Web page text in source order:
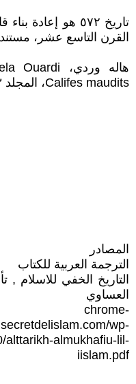
تاريخ ٥٧٢ هو
القرن التاسع عشر،
Califes maudits، المجلد ٣،
المصادر
الترجمة العربية للكتاب
التاريخ الخفي للاسلام
العساوي
chrome-
wp-
alttarikh-almukhafiu-lil-
iislam.pdf